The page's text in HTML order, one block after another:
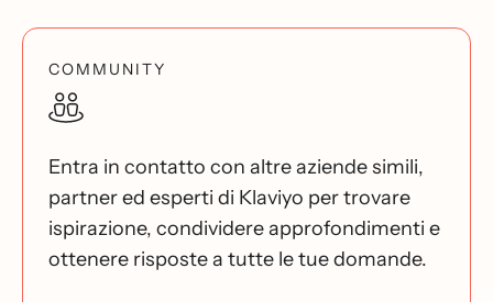
COMMUNITY
Entra in contatto con altre aziende simili,
partner ed esperti di Klaviyo per trovare
ispirazione, condividere approfondimenti e
ottenere risposte a tutte le tue domande.